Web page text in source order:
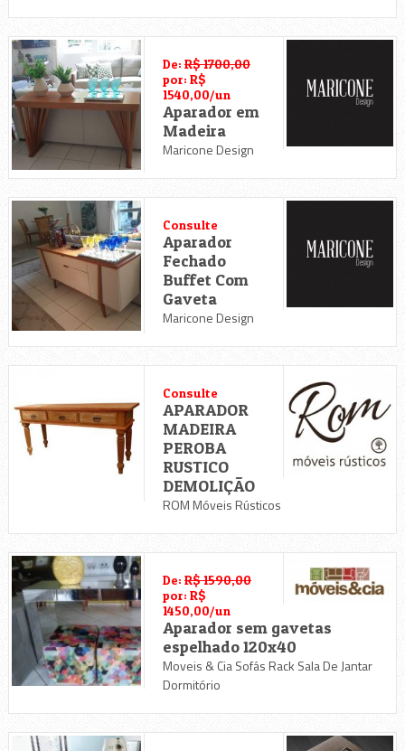
De: R$ 1700,00
por: R$
1540,00/un
Aparador em
Madeira
Maricone Design
Consulte
Aparador
Fechado
Buffet Com
Gaveta
Maricone Design
Consulte
APARADOR
MADEIRA
PEROBA
RUSTICO
DEMOLIÇÃO
ROM Móveis Rústicos
De: R$ 1590,00
por: R$
1450,00/un
Aparador sem gavetas
espelhado 120x40
Moveis & Cia Sofás Rack Sala De Jantar
Dormitório